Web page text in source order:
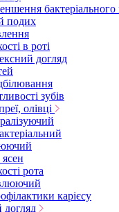
бактеріального
подих
в роті
догляд
зубів
олівці
рота
карієсу
догляд